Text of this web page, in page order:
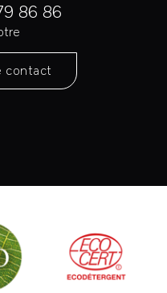
86 86
contact